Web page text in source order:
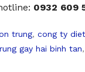
0932 609
trung, cong ty
gay hai binh tan,